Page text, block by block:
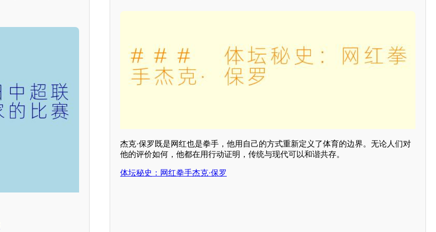
杰克·保罗既是网红也是拳手，他用自己的方式重新定义了体育的边界。无论人们对
他的评价如何，他都在用行动证明，传统与现代可以和谐共存。
体坛秘史：网红拳手杰克·保罗